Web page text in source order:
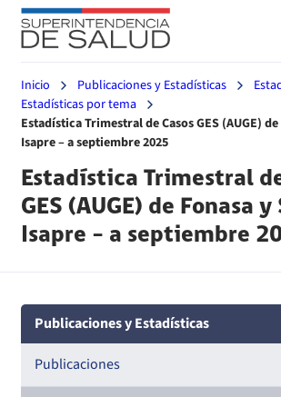
Inicio Publicaciones y Estadísticas
Estadísticas por tema
Estadística Trimestral de Casos GES (AUGE)
Isapre – a septiembre 2025
Estadística Trimestral
GES (AUGE) de Fonasa
Isapre – a septiembre
Publicaciones y Estadísticas
Publicaciones